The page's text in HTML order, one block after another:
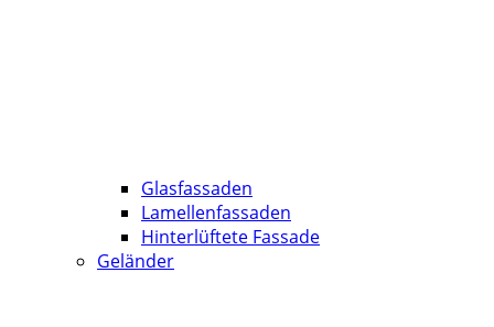
Glasfassaden
Lamellenfassaden
Hinterlüftete Fassade
Geländer